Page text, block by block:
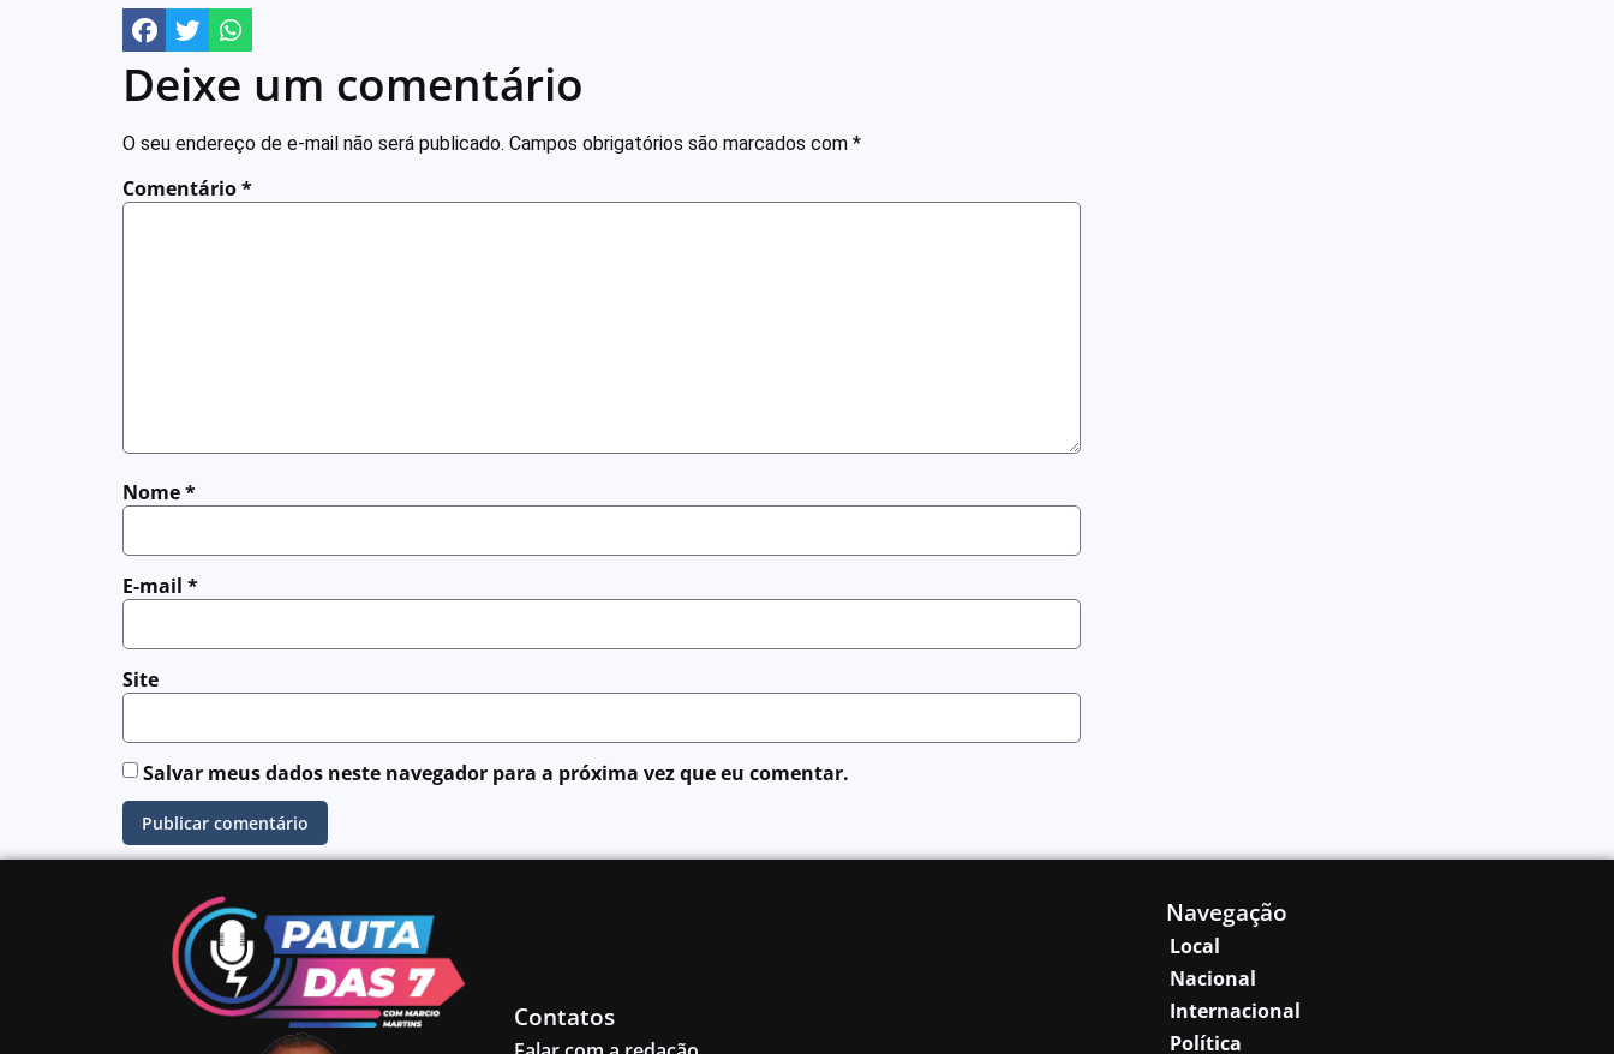
Deixe um comentário
O seu endereço de e-mail não será publicado. Campos obrigatórios são marcados com *
Comentário*
Nome*
E-mail *
Site
Salvar meus dados neste navegador para a próxima vez que eu comentar.
Contatos
Navegação
Local
Nacional
Internacional
Política